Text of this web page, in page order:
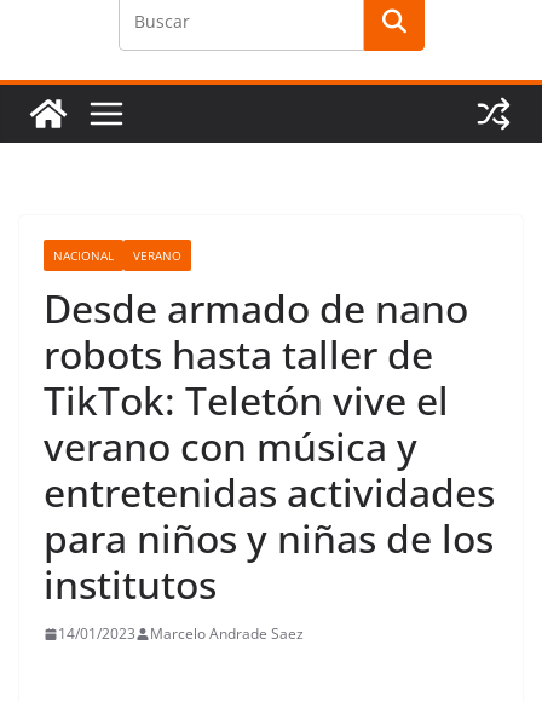
NACIONAL VERANO
Desde armado de nano
robots hasta taller de
TikTok: Teletón vive el
verano con música y
entretenidas actividades
para niños y niñas de los
institutos
14/01/2023 Marcelo Andrade Saez